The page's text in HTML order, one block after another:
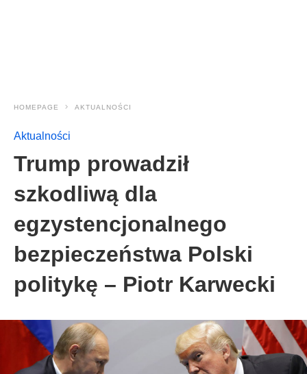
HOMEPAGE AKTUALNOŚCI
Aktualności
Trump prowadził
szkodliwą dla
egzystencjonalnego
bezpieczeństwa Polski
politykę – Piotr Karwecki